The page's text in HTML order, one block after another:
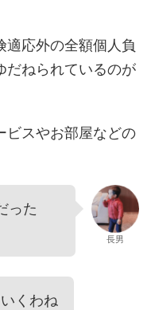
適応外の全額個人負
だねられているのが
ビスやお部屋などの
った
長男
くわね